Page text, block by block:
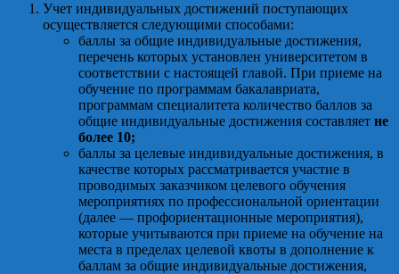
Учет индивидуальных достижений поступающих
осуществляется следующими способами:
баллы за общие индивидуальные достижения,
перечень которых установлен университетом в
соответствии с настоящей главой. При приеме на
обучение по программам бакалавриата,
программам специалитета количество баллов за
общие индивидуальные достижения составляет не
более 10;
баллы за целевые индивидуальные достижения, в
качестве которых рассматривается участие в
проводимых заказчиком целевого обучения
мероприятиях по профессиональной ориентации
(далее — профориентационные мероприятия),
которые учитываются при приеме на обучение на
места в пределах целевой квоты в дополнение к
баллам за общие индивидуальные достижения,